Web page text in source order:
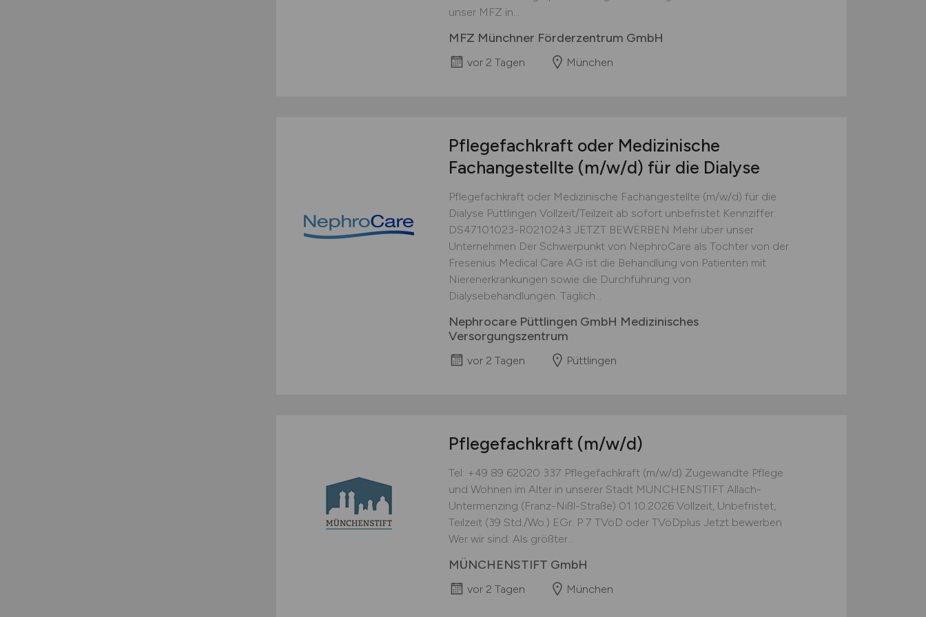
unser MFZ in...
MFZ Münchner Förderzentrum GmbH
vor 2 Tagen München
Pflegefachkraft oder Medizinische
Fachangestellte (m/w/d) für die Dialyse
Pflegefachkraft oder Medizinische Fachangestellte (m/w/d) für die
Dialyse Püttlingen Vollzeit/Teilzeit ab sofort unbefristet Kennziffer:
DS47101023-R0210243 JETZT BEWERBEN Mehr über unser
Unternehmen Der Schwerpunkt von NephroCare als Tochter von der
Fresenius Medical Care AG ist die Behandlung von Patienten mit
Nierenerkrankungen sowie die Durchführung von
Dialysebehandlungen. Täglich...
Nephrocare Püttlingen GmbH Medizinisches
Versorgungszentrum
vor 2 Tagen Püttlingen
Pflegefachkraft (m/w/d)
Tel: +49 89 62020 337 Pflegefachkraft (m/w/d) Zugewandte Pflege
und Wohnen im Alter in unserer Stadt MÜNCHENSTIFT Allach-
Untermenzing (Franz-Nißl-Straße) 01.10.2026 Vollzeit, Unbefristet,
Teilzeit (39 Std./Wo.) EGr. P 7 TVöD oder TVöDplus Jetzt bewerben
Wer wir sind: Als größter...
MÜNCHENSTIFT GmbH
vor 2 Tagen München